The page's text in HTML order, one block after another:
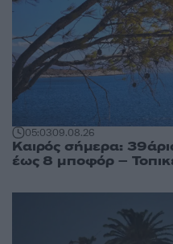
05:0309.08.26
Καιρός σήμερα:
έως 8 μποφόρ –